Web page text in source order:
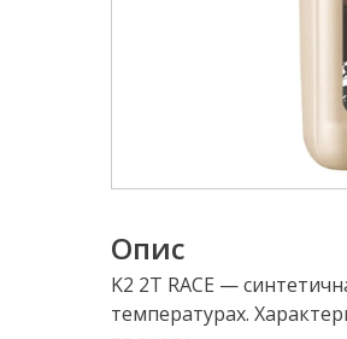
Опис
K2 2T RACE —
температурах.